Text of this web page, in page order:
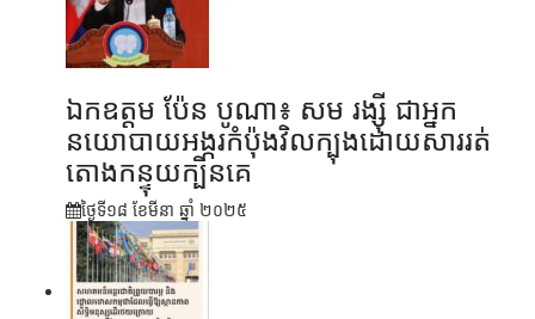
ឯកឧត្តម ប៉ែន បូណា៖ សម រង្ស៊ី ជាអ្នក
នយោបាយអង្ករកំប៉ុងវិលក្បុងដោយសាររត់
តោងកន្ទុយក្បិនគេ
ថ្ងៃទី១៨ ខែ​មីនា ឆ្នាំ ២០២៥